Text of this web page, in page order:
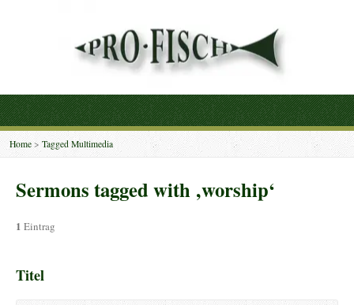
Home >Tagged Multimedia
Sermons tagged with ‚worship‘
1 Eintrag
Titel